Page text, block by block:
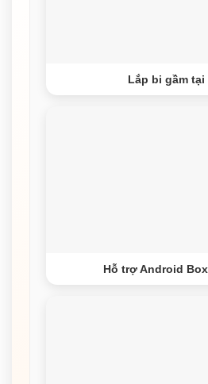
Lắp bi gầm tại
Hỗ trợ Android